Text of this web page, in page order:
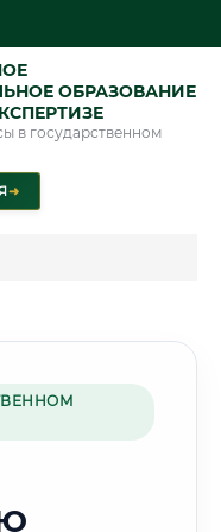
ОБРАЗОВАНИЕ
в государственном
➜
экспертиза"